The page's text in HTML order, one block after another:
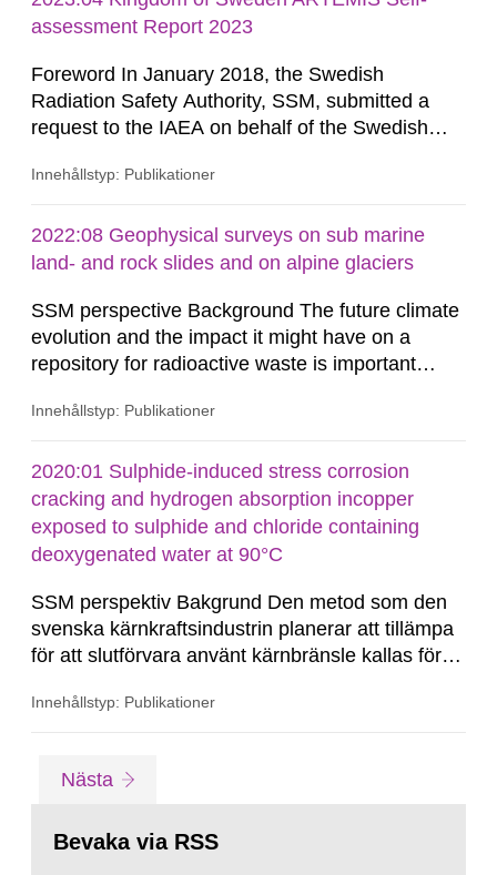
and radiation, these materials are shipped to the
assessment Report 2023
Foreword In January 2018, the Swedish
Radiation Safety Authority, SSM, submitted a
request to the IAEA on behalf of the Swedish
conducted of the Swedish national frameworks
management of spent fuel and radioactive waste
(ARTEMIS). In dialogue with the IAEA, and in
Innehållstyp: Publikationer
2022:08 Geophysical surveys on sub marine
land- and rock slides and on alpine glaciers
SSM perspective Background The future climate
evolution and the impact it might have on a
repository for radioactive waste is important
funded by SSM (Holmlund et al. 2016),
between Sweden and Åland, provided by the
Swedish Maritime Administration, were analysed,
as well as terrestrial data from...
Innehållstyp: Publikationer
2020:01 Sulphide-induced stress corrosion
cracking and hydrogen absorption incopper
exposed to sulphide and chloride containing
deoxygenated water at 90°C
SSM perspektiv Bakgrund Den metod som den
svenska kärnkraftsindustrin planerar att tillämpa
för att slutförvara använt kärnbränsle kallas för
kopparkapslar, bentonitbuffert och det svenska
en insats...
Innehållstyp: Publikationer
Nästa sida
Bevaka via RSS